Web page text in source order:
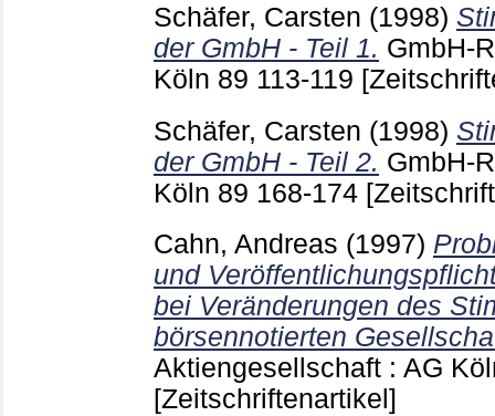
Schäfer, Carsten (1998)
der GmbH - Teil 1. GmbH-
Köln 89 113-119
Schäfer, Carsten (1998)
der GmbH - Teil 2. GmbH-
Köln 89 168-174
Cahn, Andreas (1997)
und
bei Veränderungen des
börsennotierten
Aktiengesellschaft : AG
[Zeitschriftenartikel]